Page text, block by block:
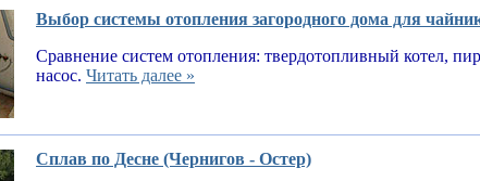
Выбор системы отопления загородного дома для
Сравнение систем отопления: твердотопливный котел,
насос. Читать далее »
Сплав по Десне (Чернигов - Остер)